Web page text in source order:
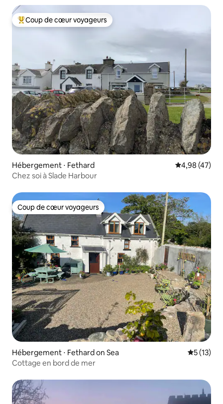
Coups de cœur voyageurs les plus appréciés
Coup de cœur voyageurs
Hébergement ⋅ Fethard Évaluation
4,98 (47)
Chez soi à Slade Harbour
Coup de cœur voyageurs
Coup de cœur voyageurs
Hébergement ⋅ Fethard on Sea
5 (13)
Cottage en bord de mer